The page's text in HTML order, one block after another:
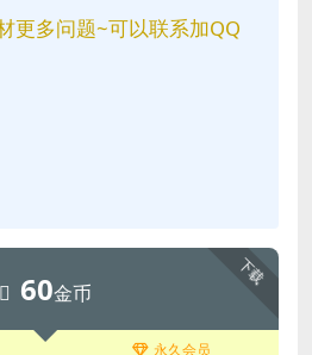
更多问题~可以联系加QQ
下载
60金币
永久会员